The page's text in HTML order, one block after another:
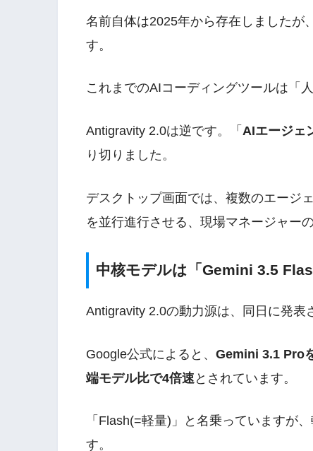
名前自体は2025年から存在しましたが、
す。
これまでのAIコーディングツールは「
Antigravity 2.0は逆です。「 AIエージェ
り切りました。
デスクトップ画面では、複数のエージ
を並行進行させる、現場マネージャー
中核モデルは「Gemini 3.5
Antigravity 2.0の動力源は、同日に発表
Google公式によると、 Gemini 3.1 Pro
端モデル比で4倍速 とされています。
「Flash(=軽量)」と名乗っていますが
す。